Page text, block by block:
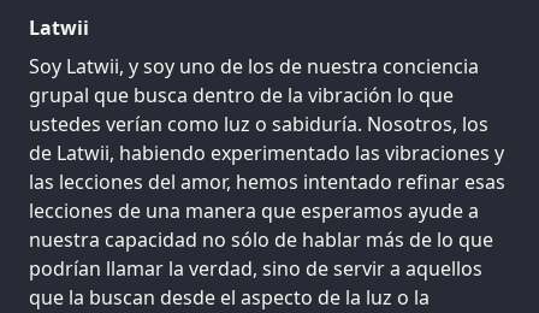
Latwii
Soy Latwii, y soy uno de los de nuestra conciencia
grupal que busca dentro de la vibración lo que
ustedes verían como luz o sabiduría. Nosotros, los
de Latwii, habiendo experimentado las vibraciones y
las lecciones del amor, hemos intentado refinar esas
lecciones de una manera que esperamos ayude a
nuestra capacidad no sólo de hablar más de lo que
podrían llamar la verdad, sino de servir a aquellos
que la buscan desde el aspecto de la luz o la